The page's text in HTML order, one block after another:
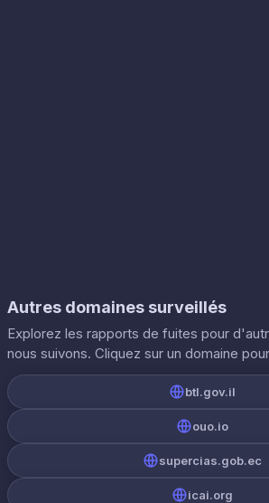
Autres domaines surveillés
Explorez les rapports de fuites pour
nous suivons. Cliquez sur un domaine
btl.gov.il
ouo.io
supercias.gob.ec
icai.org